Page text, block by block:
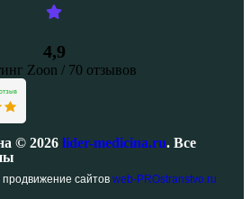
4,9
Zoon / 70 отзывов
© 2026 lider-medicina.ru. Все
продвижение сайтов web-PROstranstvo.ru